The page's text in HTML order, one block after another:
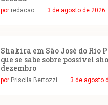
por redacao 3 de agosto de 2026
Shakira em São José do Rio
que se sabe sobre possível
dezembro
por Priscila Bertozzi 3 de agosto